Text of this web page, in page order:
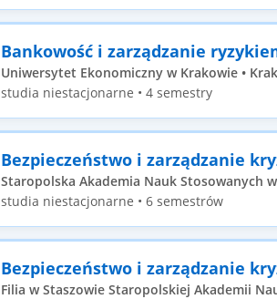
Bankowość i zarządzanie
Uniwersytet Ekonomiczny w Krakowie •
studia niestacjonarne • 4 semestry
Bezpieczeństwo i zarządzanie
Staropolska Akademia Nauk Stosowanych
studia niestacjonarne • 6 semestrów
Bezpieczeństwo i zarządzanie
Filia w Staszowie Staropolskiej Akademii